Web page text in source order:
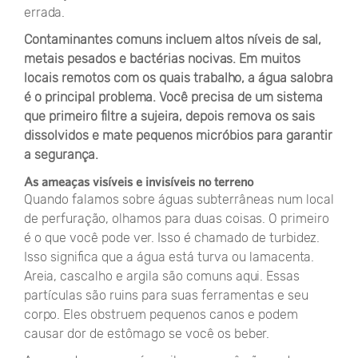
errada.
Contaminantes comuns incluem altos níveis de sal,
metais pesados ​​e bactérias nocivas. Em muitos
locais remotos com os quais trabalho, a água salobra
é o principal problema. Você precisa de um sistema
que primeiro filtre a sujeira, depois remova os sais
dissolvidos e mate pequenos micróbios para garantir
a segurança.
As ameaças visíveis e invisíveis no terreno
Quando falamos sobre águas subterrâneas num local
de perfuração, olhamos para duas coisas. O primeiro
é o que você pode ver. Isso é chamado de turbidez.
Isso significa que a água está turva ou lamacenta.
Areia, cascalho e argila são comuns aqui. Essas
partículas são ruins para suas ferramentas e seu
corpo. Eles obstruem pequenos canos e podem
causar dor de estômago se você os beber.